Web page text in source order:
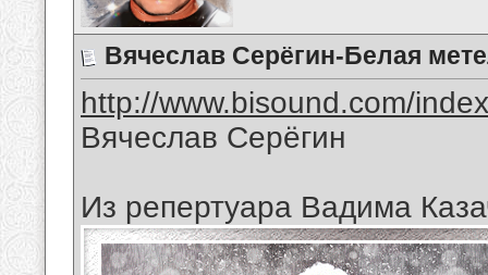
Вячеслав Серёгин-Белая
http://www.bisound.com/
Вячеслав Серёгин
Из репертуара Вадима